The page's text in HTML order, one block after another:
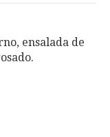
ensalada de